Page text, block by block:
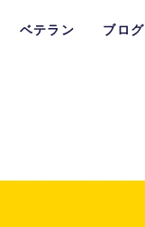
ベテラン ブログ